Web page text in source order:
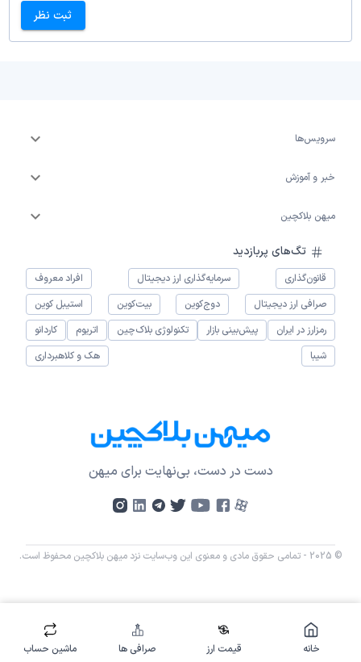
ثبت نظر
سرویس‌ها
خبر و آموزش
میهن بلاکچین
تگ‌های پربازدید
قانون‌گذاری سرمایه‌گذاری ارز دیجیتال
افراد معروف
صرافی ارز دیجیتال
دوج‌کوین بیت‌کوین
استیبل کوین
رمزارز در ایران
پیش‌بینی بازار تکنولوژی بلاک‌چین اتریوم
کاردانو
شیبا
هک و کلاهبرداری
دست در دست، بی‌نهایت برای میهن
© 2025 - تمامی حقوق مادی و معنوی این وب‌سایت نزد میهن بلاکچین محفوظ است.
خانه قیمت ارز صرافی ها ماشین حساب